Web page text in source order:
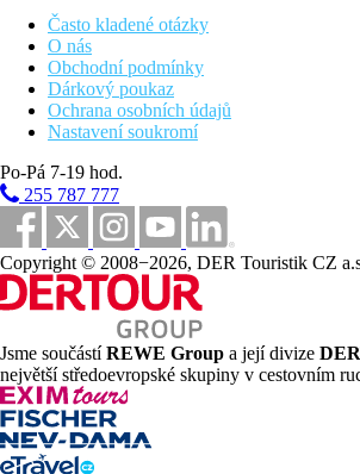
restauraci
Vybavení pokojů
nastavitelná klimatizace, koupelna
telefon
Na pokoji max. 3 osoby. 2 děti do 12
deluxe s přistýlkou za příplatek. 3 děti
propojenými dveřmi.
Pláž
Plážová dovolená
Fotogalerie
Často kladené otázky
O nás
Obchodní podmínky
Dárkový poukaz
Ochrana osobních údajů
Nastavení soukromí
Po-Pá 7-19 hod.
255 787 777
Copyright © 2008−2026, DER Touristik CZ
Jsme součástíREWE Group a její divize
největší středoevropské skupiny v cestovním